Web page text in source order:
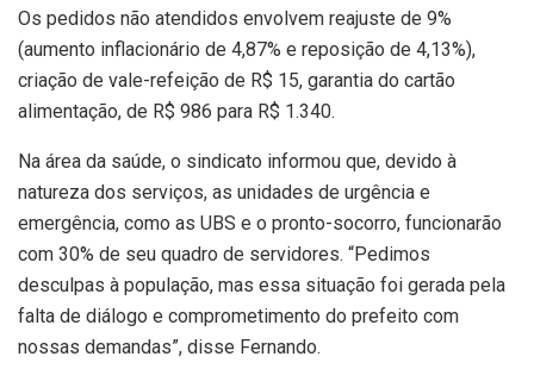
Os pedidos não atendidos envolvem reajuste de 9%
(aumento inflacionário de 4,87% e reposição de 4,13%),
criação de vale-refeição de R$ 15, garantia do cartão
alimentação, de R$ 986 para R$ 1.340.
Na área da saúde, o sindicato informou que, devido à
natureza dos serviços, as unidades de urgência e
emergência, como as UBS e o pronto-socorro, funcionarão
com 30% de seu quadro de servidores. “Pedimos
desculpas à população, mas essa situação foi gerada pela
falta de diálogo e comprometimento do prefeito com
nossas demandas”, disse Fernando.